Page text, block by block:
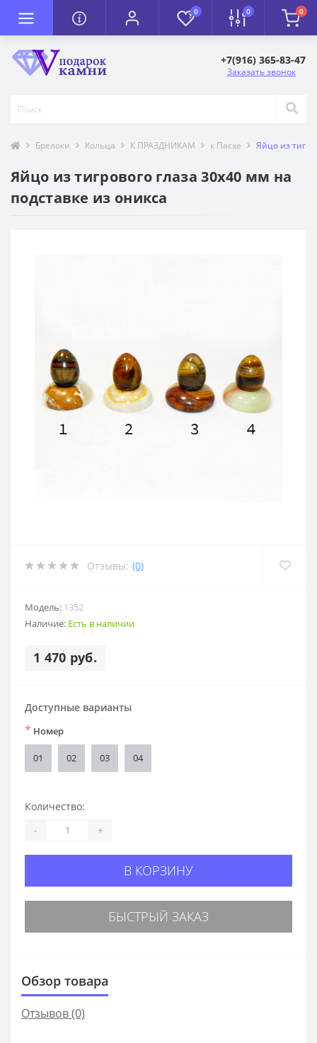
0 0 0
+7(916) 365-83-47
Заказать звонок
Брелоки Кольца К ПРАЗДНИКАМ к Пасхе Яйцо из
Яйцо из тигрового глаза 30х40 мм на
подставке из оникса
Отзывы: (0)
Модель: 1352
Наличие: Есть в наличии
1 470 руб.
Доступные варианты
* Номер
01 02 03 04
Количество:
- +
В КОРЗИНУ
БЫСТРЫЙ ЗАКАЗ
Обзор товара
Отзывов (0)